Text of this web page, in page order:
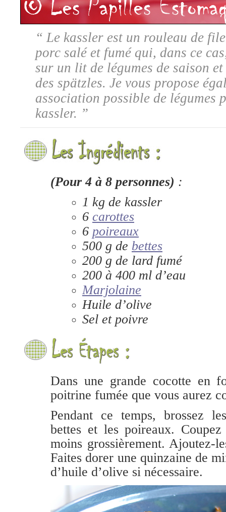
“ Le kassler est un rouleau de
porc salé et fumé qui, dans ce
sur un lit de légumes de saison
des spätzles. Je vous propose
association possible de légumes
kassler. ”
(Pour 4 à 8 personnes) :
1 kg de kassler
6 carottes
6 poireaux
500 g de bettes
200 g de lard fumé
200 à 400 ml d’eau
Marjolaine
Huile d’olive
Sel et poivre
Dans une grande cocotte en
poitrine fumée que vous aurez
Pendant ce temps, brossez
bettes et les poireaux.
moins grossièrement. Ajoutez-
Faites dorer une quinzaine de
d’huile d’olive si nécessaire.